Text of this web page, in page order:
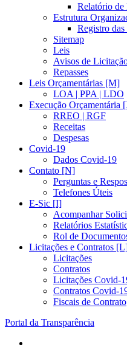
Relatório de
Estrutura
Registro
Sitemap
Leis
Avisos de
Repasses
Leis Orçamentárias [M]
LOA | PPA | LDO
Execução Orçamentária
RREO | RGF
Receitas
Despesas
Covid-19
Dados Covid-19
Contato [N]
Perguntas e
Telefones Úteis
E-Sic [I]
Acompanhar
Relatórios
Rol de
Licitações e Contratos
Licitações
Contratos
Licitações Covid-
Contratos Covid-
Fiscais de Contrato
Portal da Transparência